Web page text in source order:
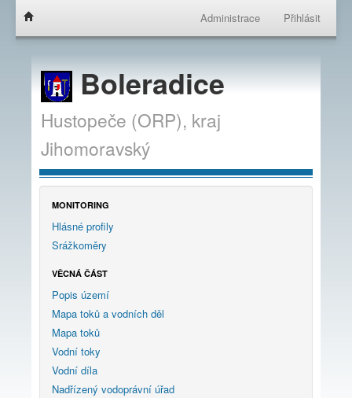
Administrace Přihlásit
Boleradice
Hustopeče (ORP), kraj
Jihomoravský
MONITORING
Hlásné profily
Srážkoměry
VĚCNÁ ČÁST
Popis území
Mapa toků a vodních děl
Mapa toků
Vodní toky
Vodní díla
Nadřízený vodoprávní úřad